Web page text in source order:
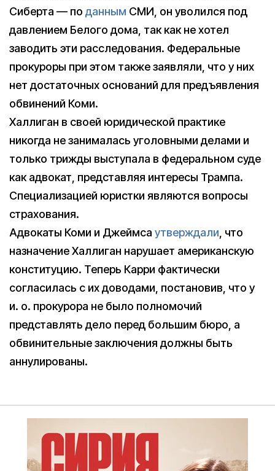
Сиберта — по данным СМИ, он уволился под
давлением Белого дома, так как не хотел
заводить эти расследования. Федеральные
прокуроры при этом также заявляли, что у них
нет достаточных оснований для предъявления
обвинений Коми.
Халлиган в своей юридической практике
никогда не занималась уголовными делами и
только трижды выступала в федеральном суде
как адвокат, представляя интересы Трампа.
Специализацией юристки являются вопросы
страхования.
Адвокаты Коми и Джеймса утверждали, что
назначение Халлиган нарушает американскую
конституцию. Теперь Карри фактически
согласилась с их доводами, постановив, что у
и. о. прокурора не было полномочий
представлять дело перед большим бюро, а
обвинительные заключения должны быть
аннулированы.